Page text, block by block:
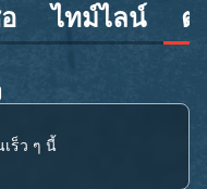
ไทม์ไลน์ ต
ร็ว ๆ นี้